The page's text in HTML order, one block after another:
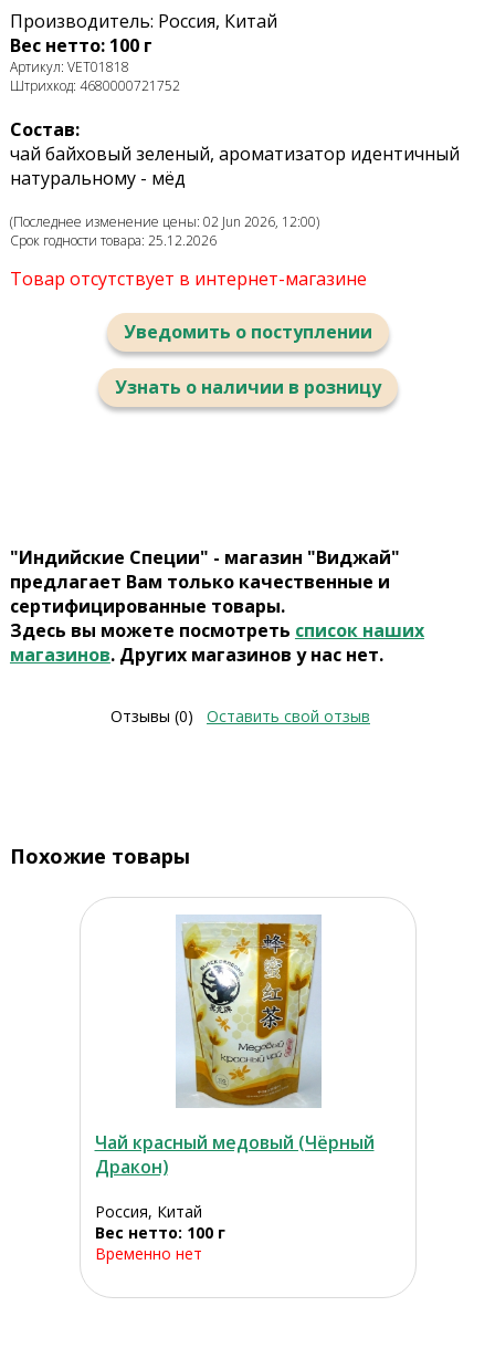
Производитель: Россия, Китай
Вес нетто: 100 г
Артикул: VET01818
Штрихкод: 4680000721752
Состав:
чай байховый зеленый, ароматизатор идентичный
натуральному - мёд
(Последнее изменение цены: 02 Jun 2026, 12:00)
Срок годности товара: 25.12.2026
Товар отсутствует в интернет-магазине
Уведомить о поступлении
Узнать о наличии в розницу
"Индийские Специи" - магазин "Виджай"
предлагает Вам только качественные и
сертифицированные товары.
Здесь вы можете посмотреть список наших
магазинов. Других магазинов у нас нет.
Отзывы (0) Оставить свой отзыв
Похожие товары
Чай красный медовый (Чёрный
Дракон)
Россия, Китай
Вес нетто: 100 г
Временно нет